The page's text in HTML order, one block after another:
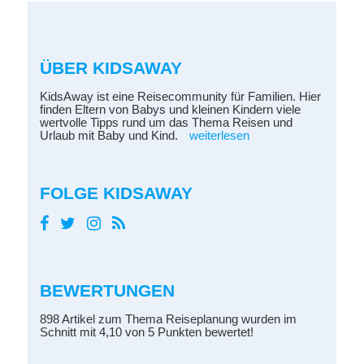
ÜBER KIDSAWAY
KidsAway ist eine Reisecommunity für Familien. Hier
finden Eltern von Babys und kleinen Kindern viele
wertvolle Tipps rund um das Thema Reisen und
Urlaub mit Baby und Kind.
weiterlesen
FOLGE KIDSAWAY
BEWERTUNGEN
898 Artikel zum Thema Reiseplanung wurden im
Schnitt mit 4,10 von 5 Punkten bewertet!